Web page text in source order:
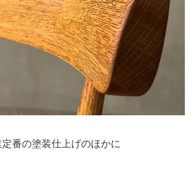
番の塗装仕上げのほかに